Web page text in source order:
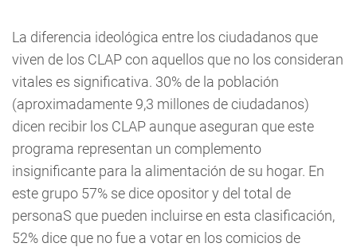
La diferencia ideológica entre los ciudadanos que
viven de los CLAP con aquellos que no los consideran
vitales es significativa. 30% de la población
(aproximadamente 9,3 millones de ciudadanos)
dicen recibir los CLAP aunque aseguran que este
programa representan un complemento
insignificante para la alimentación de su hogar. En
este grupo 57% se dice opositor y del total de
personaS que pueden incluirse en esta clasificación,
52% dice que no fue a votar en los comicios de